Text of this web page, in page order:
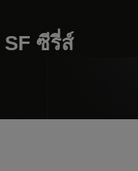
SF ซีรี่ส์